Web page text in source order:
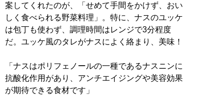
案してくれたのが、「せめて手間をかけず、おい
しく食べられる野菜料理」。特に、ナスのユッケ
は包丁も使わず、調理時間はレンジで3分程度
だ。ユッケ風のタレがナスによく絡まり、美味！
「ナスはポリフェノールの一種であるナスニンに
抗酸化作用があり、アンチエイジングや美容効果
が期待できる食材です」